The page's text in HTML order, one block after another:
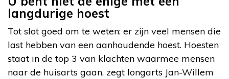
langdurige hoest
Tot slot goed om te weten: er zijn veel mensen die
last hebben van een aanhoudende hoest. Hoesten
staat in de top 3 van klachten waarmee mensen
naar de huisarts gaan, zegt longarts Jan-Willem